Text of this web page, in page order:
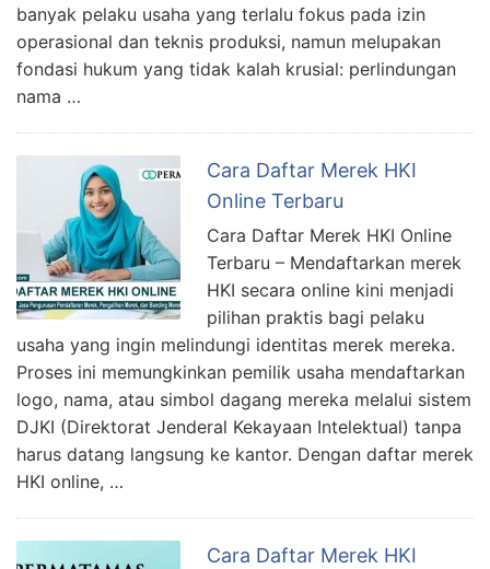
banyak pelaku usaha yang terlalu fokus pada izin
operasional dan teknis produksi, namun melupakan
fondasi hukum yang tidak kalah krusial: perlindungan
nama …
Cara Daftar Merek HKI
Online Terbaru
Cara Daftar Merek HKI Online
Terbaru – Mendaftarkan merek
HKI secara online kini menjadi
pilihan praktis bagi pelaku
usaha yang ingin melindungi identitas merek mereka.
Proses ini memungkinkan pemilik usaha mendaftarkan
logo, nama, atau simbol dagang mereka melalui sistem
DJKI (Direktorat Jenderal Kekayaan Intelektual) tanpa
harus datang langsung ke kantor. Dengan daftar merek
HKI online, …
Cara Daftar Merek HKI